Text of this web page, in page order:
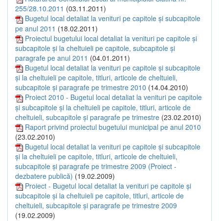
255/28.10.2011 (03.11.2011)
Bugetul local detaliat la venituri pe capitole şi subcapitole
pe anul 2011 (18.02.2011)
Proiectul bugetului local detaliat la venituri pe capitole şi
subcapitole şi la cheltuieli pe capitole, subcapitole şi
paragrafe pe anul 2011 (04.01.2011)
Bugetul local detaliat la venituri pe capitole şi subcapitole
şi la cheltuieli pe capitole, titluri, articole de cheltuieli,
subcapitole şi paragrafe pe trimestre 2010 (14.04.2010)
Proiect 2010 - Bugetul local detaliat la venituri pe capitole
şi subcapitole şi la cheltuieli pe capitole, titluri, articole de
cheltuieli, subcapitole şi paragrafe pe trimestre (23.02.2010)
Raport privind proiectul bugetului municipal pe anul 2010
(23.02.2010)
Bugetul local detaliat la venituri pe capitole şi subcapitole
şi la cheltuieli pe capitole, titluri, articole de cheltuieli,
subcapitole şi paragrafe pe trimestre 2009 (Proiect -
dezbatere publică) (19.02.2009)
Proiect - Bugetul local detaliat la venituri pe capitole şi
subcapitole şi la cheltuieli pe capitole, titluri, articole de
cheltuieli, subcapitole şi paragrafe pe trimestre 2009
(19.02.2009)